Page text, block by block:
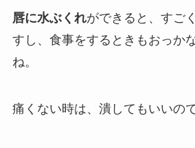
唇に水ぶくれができると、すご
すし、食事をするときもおっか
ね。
痛くない時は、潰してもいいの